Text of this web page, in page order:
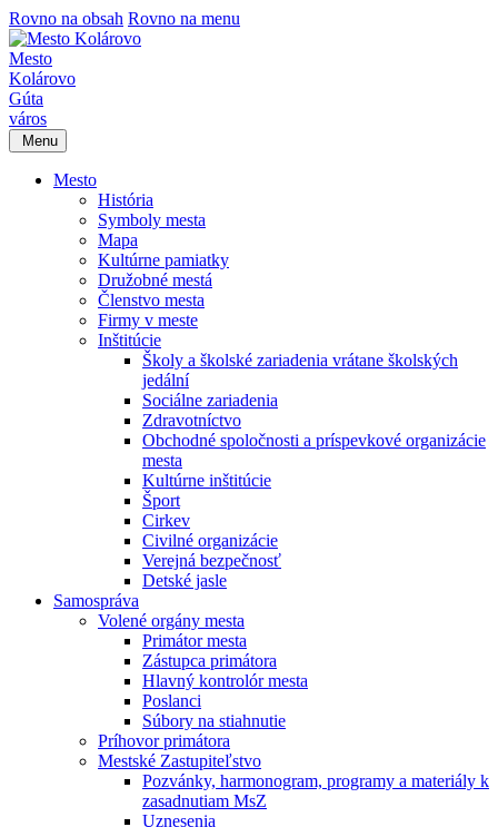
Rovno na obsah Rovno na menu
Mesto
Kolárovo
Gúta
város
Menu
Mesto
História
Symboly mesta
Mapa
Kultúrne pamiatky
Družobné mestá
Členstvo mesta
Firmy v meste
Inštitúcie
Školy a školské zariadenia vrátane školských
jedální
Sociálne zariadenia
Zdravotníctvo
Obchodné spoločnosti a príspevkové organizácie
mesta
Kultúrne inštitúcie
Šport
Cirkev
Civilné organizácie
Verejná bezpečnosť
Detské jasle
Samospráva
Volené orgány mesta
Primátor mesta
Zástupca primátora
Hlavný kontrolór mesta
Poslanci
Súbory na stiahnutie
Príhovor primátora
Mestské Zastupiteľstvo
Pozvánky, harmonogram, programy a materiály k
zasadnutiam MsZ
Uznesenia